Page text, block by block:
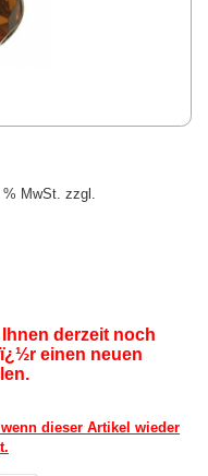
MwSt. zzgl.
derzeit noch
einen neuen
wenn dieser Artikel wieder